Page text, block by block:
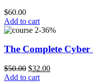
$60.00
Add to cart
-36%
The Complete Cyber
$50.00 $32.00
Add to cart